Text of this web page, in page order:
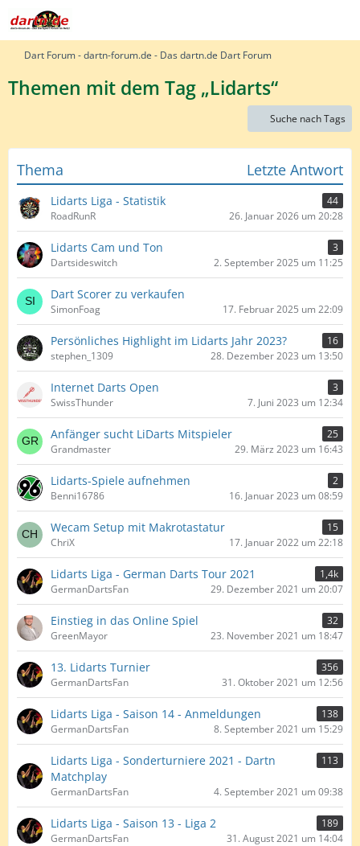
Dart Forum - dartn-forum.de - Das dartn.de Dart Forum
Themen mit dem Tag „Lidarts“
Suche nach Tags
Thema Letzte Antwort
Lidarts Liga - Statistik
44
RoadRunR
26. Januar 2026 um 20:28
Lidarts Cam und Ton
3
Dartsideswitch
2. September 2025 um 11:25
Dart Scorer zu verkaufen
SimonFoag 17. Februar 2025 um 22:09
Persönliches Highlight im Lidarts Jahr 2023?
16
stephen_1309
28. Dezember 2023 um 13:50
Internet Darts Open
3
SwissThunder
7. Juni 2023 um 12:34
Anfänger sucht LiDarts Mitspieler
25
Grandmaster
29. März 2023 um 16:43
Lidarts-Spiele aufnehmen
2
Benni16786
16. Januar 2023 um 08:59
Wecam Setup mit Makrotastatur
15
ChriX
17. Januar 2022 um 22:18
Lidarts Liga - German Darts Tour 2021
1,4k
GermanDartsFan
29. Dezember 2021 um 20:07
Einstieg in das Online Spiel
32
GreenMayor
23. November 2021 um 18:47
13. Lidarts Turnier
356
GermanDartsFan
31. Oktober 2021 um 12:56
Lidarts Liga - Saison 14 - Anmeldungen
138
GermanDartsFan
8. September 2021 um 15:29
Lidarts Liga - Sonderturniere 2021 - Dartn
Matchplay
113
GermanDartsFan 4. September 2021 um 09:38
Lidarts Liga - Saison 13 - Liga 2
189
GermanDartsFan
31. August 2021 um 14:04